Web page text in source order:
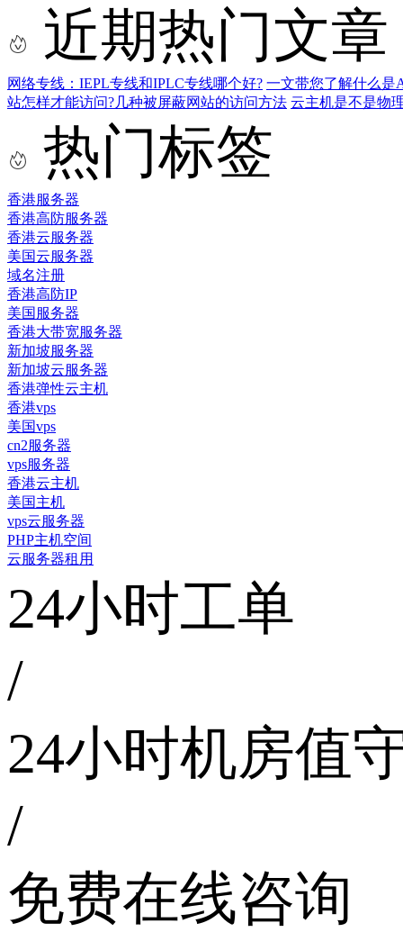
近期热门文章
网络专线：IEPL专线和IPLC专线哪个好? 一文带您了解什么是
站怎样才能访问?几种被屏蔽网站的访问方法 云主机是不是物
热门标签
香港服务器
香港高防服务器
香港云服务器
美国云服务器
域名注册
香港高防IP
美国服务器
香港大带宽服务器
新加坡服务器
新加坡云服务器
香港弹性云主机
香港vps
美国vps
cn2服务器
vps服务器
香港云主机
美国主机
vps云服务器
PHP主机空间
云服务器租用
24小时工单
/
24小时机房值
/
免费在线咨询